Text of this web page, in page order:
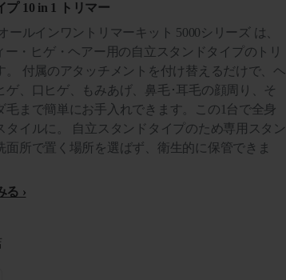
プ 10 in 1 トリマー
ールインワントリマーキット 5000シリーズ は、
ー・ヒゲ・ヘアー用の自立スタンドタイプのトリ
。 付属のアタッチメントを付け替えるだけで、ヘ
ゲ、口ヒゲ、もみあげ、鼻毛･耳毛の顔周り、そ
毛まで簡単にお手入れできます。この1台で全身
タイルに。 自立スタンドタイプのため専用スタン
面所で置く場所を選ばず、衛生的に保管できま
る